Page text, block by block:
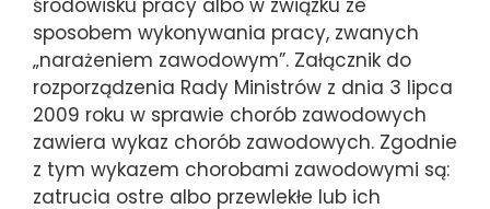
środowisku pracy albo w związku ze
sposobem wykonywania pracy, zwanych
„narażeniem zawodowym”. Załącznik do
rozporządzenia Rady Ministrów z dnia 3 lipca
2009 roku w sprawie chorób zawodowych
zawiera wykaz chorób zawodowych. Zgodnie
z tym wykazem chorobami zawodowymi są:
zatrucia ostre albo przewlekłe lub ich